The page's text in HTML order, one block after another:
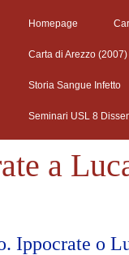
Homepage
Carta di Arezzo (2007)
Storia Sangue Infetto
Seminari USL 8
a
Ippocrate o